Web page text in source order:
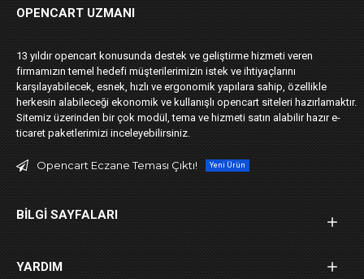
OPENCART UZMANI
13 yıldır opencart konusunda destek ve geliştirme hizmeti veren
firmamızın temel hedefi müşterilerimizin istek ve ihtiyaçlarını
karşılayabilecek, esnek, hızlı ve ergonomik yapılara sahip, özellikle
herkesin alabileceği ekonomik ve kullanışlı opencart siteleri hazırlamaktır.
Sitemiz üzerinden bir çok modül, tema ve hizmeti satın alabilir hazır e-
ticaret paketlerimizi inceleyebilirsiniz.
Opencart Eczane Teması Çıktı! Yeni Ürün
BILGI SAYFALARI
YARDIM